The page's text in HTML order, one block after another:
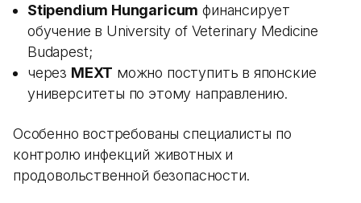
Stipendium Hungaricum финансирует
обучение в University of Veterinary Medicine
Budapest;
через MEXT можно поступить в японские
университеты по этому направлению.
Особенно востребованы специалисты по
контролю инфекций животных и
продовольственной безопасности.